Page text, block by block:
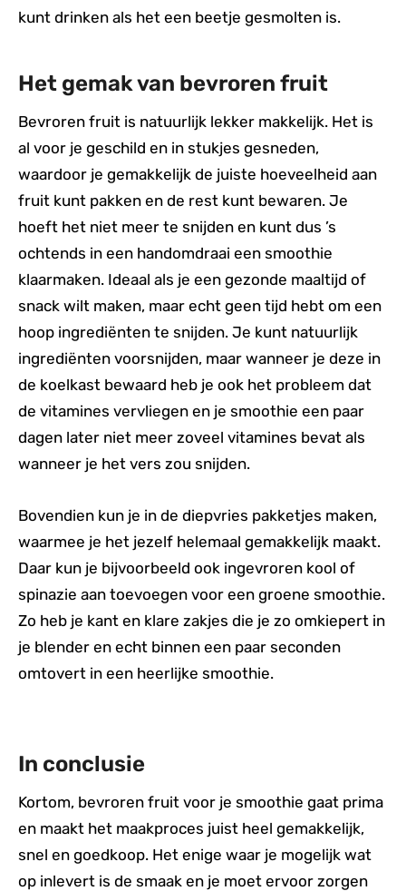
kunt drinken als het een beetje gesmolten is.
Het gemak van bevroren fruit
Bevroren fruit is natuurlijk lekker makkelijk. Het is
al voor je geschild en in stukjes gesneden,
waardoor je gemakkelijk de juiste hoeveelheid aan
fruit kunt pakken en de rest kunt bewaren. Je
hoeft het niet meer te snijden en kunt dus ’s
ochtends in een handomdraai een smoothie
klaarmaken. Ideaal als je een gezonde maaltijd of
snack wilt maken, maar echt geen tijd hebt om een
hoop ingrediënten te snijden. Je kunt natuurlijk
ingrediënten voorsnijden, maar wanneer je deze in
de koelkast bewaard heb je ook het probleem dat
de vitamines vervliegen en je smoothie een paar
dagen later niet meer zoveel vitamines bevat als
wanneer je het vers zou snijden.
Bovendien kun je in de diepvries pakketjes maken,
waarmee je het jezelf helemaal gemakkelijk maakt.
Daar kun je bijvoorbeeld ook ingevroren kool of
spinazie aan toevoegen voor een groene smoothie.
Zo heb je kant en klare zakjes die je zo omkiepert in
je blender en echt binnen een paar seconden
omtovert in een heerlijke smoothie.
In conclusie
Kortom, bevroren fruit voor je smoothie gaat prima
en maakt het maakproces juist heel gemakkelijk,
snel en goedkoop. Het enige waar je mogelijk wat
op inlevert is de smaak en je moet ervoor zorgen